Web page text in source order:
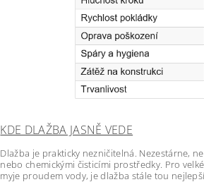
KDE DLAŽBA JASNĚ VEDE
Dlažba je prakticky nezničitelná. Nezestárne,
nebo chemickými čisticími prostředky. Pro
myje proudem vody, je dlažba stále tou